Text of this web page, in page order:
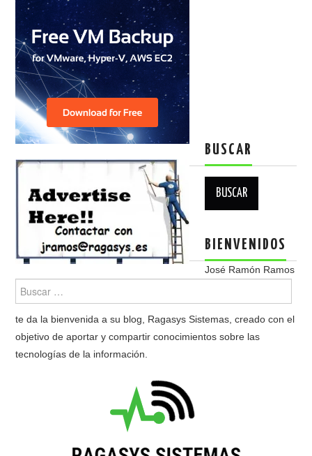
BUSCAR
BIENVENIDOS
José Ramón Ramos
te da la bienvenida a su blog, Ragasys Sistemas, creado con el
objetivo de aportar y compartir conocimientos sobre las
tecnologías de la información.